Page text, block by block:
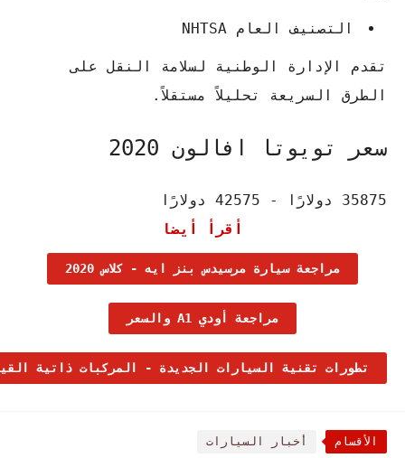
التصنيف العام NHTSA
تقدم الإدارة الوطنية لسلامة النقل على
الطرق السريعة تحليلاً مستقلاً.
سعر تويوتا افالون 2020
35875 دولارًا - 42575 دولارًا
أقرأ أيضا
مراجعة سيارة مرسيدس بنز ايه - كلاس 2020
مراجعة أودي A1 والسعر
تطورات تقنية السيارات الجديدة - المركبات ذاتية
الأقسام أخبار السيارات